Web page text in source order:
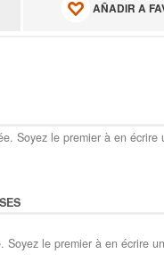
AÑADIR A
Soyez le premier à en écrire
Soyez le premier à en écrire